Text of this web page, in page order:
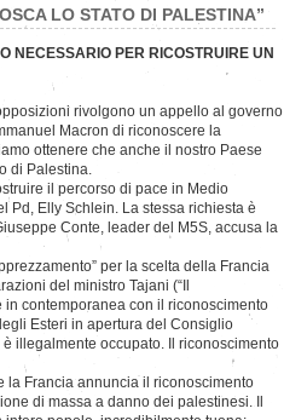
LO STATO DI PALESTINA”
NECESSARIO PER RICOSTRUIRE UN
rivolgono un appello al governo
Macron di riconoscere la
ottenere che anche il nostro Paese
di Palestina.
il percorso di pace in Medio
Pd, Elly Schlein. La stessa richiesta è
Conte, leader del M5S, accusa la
per la scelta della Francia
del ministro Tajani (“Il
contemporanea con il riconoscimento
Esteri in apertura del Consiglio
illegalmente occupato. Il riconoscimento
la Francia annuncia il riconoscimento
di massa a danno dei palestinesi. Il